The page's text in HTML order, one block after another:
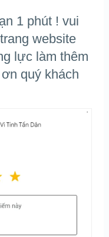
1 phút ! vui
website
lực làm thêm
quý khách